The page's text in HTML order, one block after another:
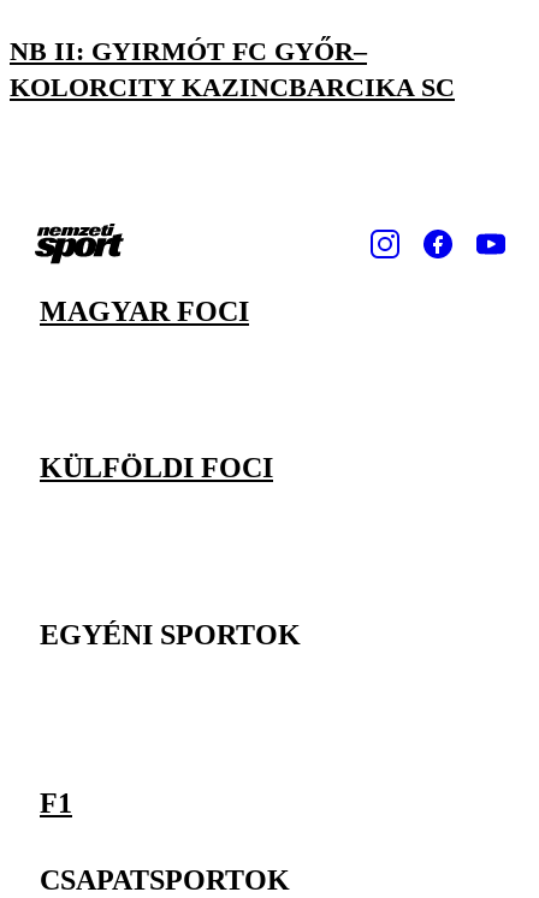
NB II: GYIRMÓT FC GYŐR–
KOLORCITY KAZINCBARCIKA SC
MAGYAR FOCI
KÜLFÖLDI FOCI
EGYÉNI SPORTOK
F1
CSAPATSPORTOK